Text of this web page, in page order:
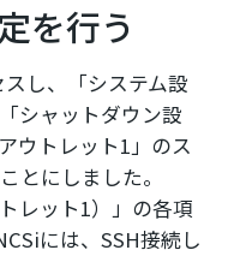
を行う
スし、「システム設
シャットダウン設
ウトレット1」のス
とにしました。
レット1）」の各項
には、SSH接続し